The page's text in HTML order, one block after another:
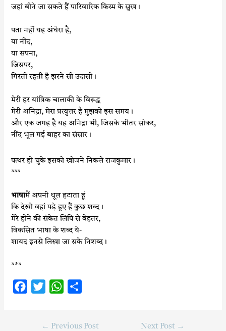
जहां बीने जा सकते हैं पारिवारिक किस्म के सुख।
पता नहीं यह अंधेरा है,
या नींद,
या सपना,
जिसपर,
गिरती रहती है झरने सी उदासी।
मेरी हर यांत्रिक चालाकी के विरूद्ध
मेरी अनिद्रा, मेरा प्रत्युत्तर है मुझको इस समय।
और एक जगह है यह अनिद्रा भी, जिसके भीतर सोकर,
नींद भूल गईबाहर का संसार।
पत्थर हो चुके इसको खोजने निकले राजकुमार।
***
भाषामैं अपनी धूल हटाता हूं
कि देखो वहां पड़े हुए हैं कुछ शब्द।
मेरे होने की संकेत लिपि से बेहतर,
विकसित भाषा के शब्द ये-
शायद इनसे लिखा जा सके निशब्द।
***
t
W
t
r
← Previous Post Next Post →